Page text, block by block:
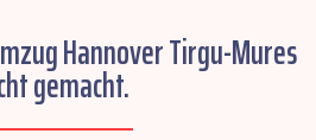
Hannover Tirgu-Mures
gemacht.